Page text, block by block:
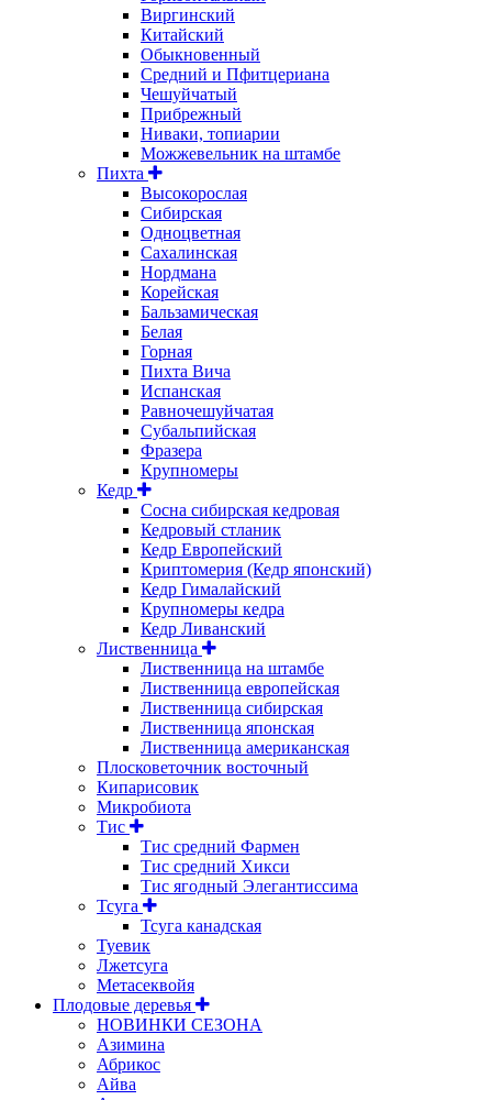
Виргинский
Китайский
Обыкновенный
Средний и Пфитцериана
Чешуйчатый
Прибрежный
Ниваки, топиарии
Можжевельник на штамбе
Пихта
Высокорослая
Сибирская
Одноцветная
Сахалинская
Нордмана
Корейская
Бальзамическая
Белая
Горная
Пихта Вича
Испанская
Равночешуйчатая
Субальпийская
Фразера
Крупномеры
Кедр
Сосна сибирская кедровая
Кедровый стланик
Кедр Европейский
Криптомерия (Кедр японский)
Кедр Гималайский
Крупномеры кедра
Кедр Ливанский
Лиственница
Лиственница на штамбе
Лиственница европейская
Лиственница сибирская
Лиственница японская
Лиственница американская
Плосковеточник восточный
Кипарисовик
Микробиота
Тис
Тис средний Фармен
Тис средний Хикси
Тис ягодный Элегантиссима
Тсуга
Тсуга канадская
Туевик
Лжетсуга
Метасеквойя
Плодовые деревья
НОВИНКИ СЕЗОНА
Азимина
Абрикос
Айва